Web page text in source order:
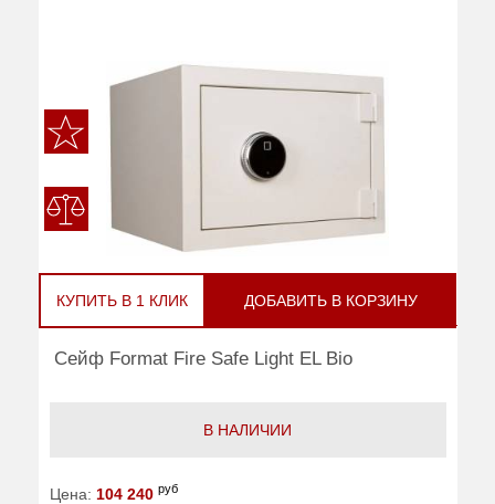
КУПИТЬ В 1 КЛИК ДОБАВИТЬ В КОРЗИНУ
Сейф Format Fire Safe Light EL Bio
В НАЛИЧИИ
Цена: 104 240 руб